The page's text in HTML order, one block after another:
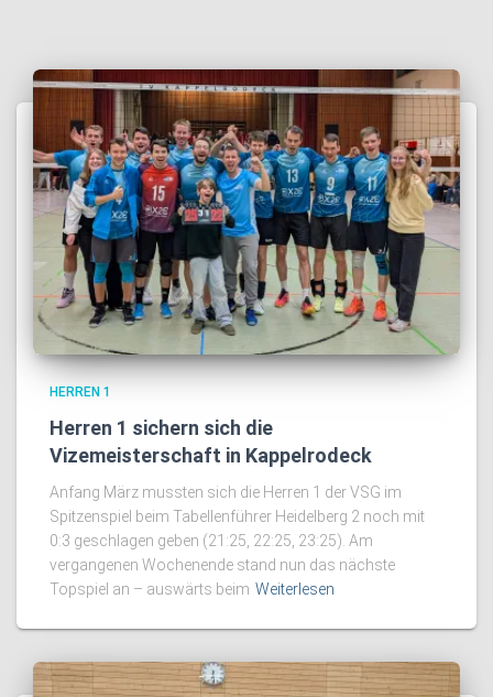
HERREN 1
Herren 1 sichern sich die
Vizemeisterschaft in Kappelrodeck
Anfang März mussten sich die Herren 1 der VSG im
Spitzenspiel beim Tabellenführer Heidelberg 2 noch mit
0:3 geschlagen geben (21:25, 22:25, 23:25). Am
vergangenen Wochenende stand nun das nächste
Topspiel an – auswärts beim Weiterlesen